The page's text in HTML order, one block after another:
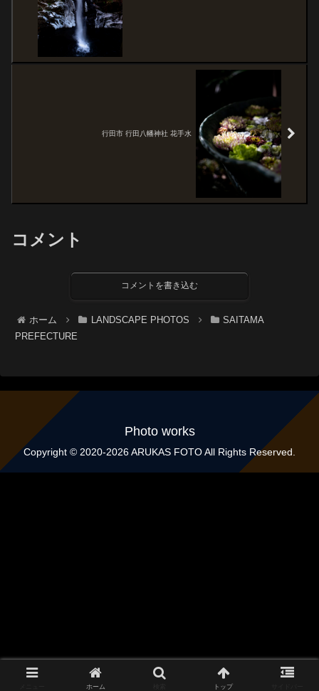
行田市 行田八幡神社 花手水
コメント
コメントを書き込む
ホーム LANDSCAPE PHOTOS
SAITAMA
PREFECTURE
Photo works
Copyright © 2020-2026 ARUKAS FOTO All Rights Reserved.
ホーム トップ